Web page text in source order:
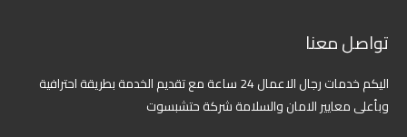
تواصل معنا
اليكم خدمات رجال الاعمال 24 ساعة مع تقديم الخدمة بطريقة احترافية
وبأعلى معايير الامان والسلامة شركة حتشبسوت